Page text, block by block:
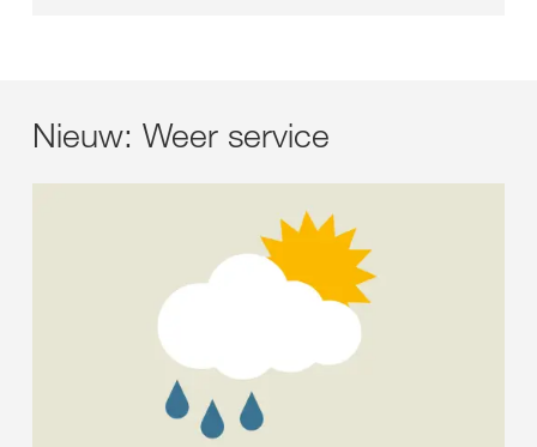
Nieuw: Weer service